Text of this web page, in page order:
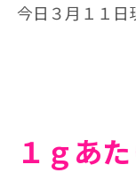
今日３月１１日
１ｇあ